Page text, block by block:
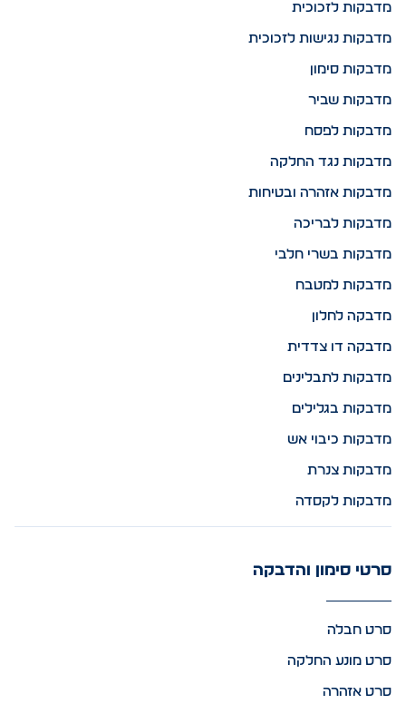
מדבקות לזכוכית
מדבקות נגישות לזכוכית
מדבקות סימון
מדבקות שביר
מדבקות לפסח
מדבקות נגד החלקה
מדבקות אזהרה ובטיחות
מדבקות לבריכה
מדבקות בשרי חלבי
מדבקות למטבח
מדבקה לחלון
מדבקה דו צדדית
מדבקות לתבלינים
מדבקות בגלילים
מדבקות כיבוי אש
מדבקות צנרת
מדבקות לקסדה
סרטי סימון והדבקה
סרט חבלה
סרט מונע החלקה
סרט אזהרה